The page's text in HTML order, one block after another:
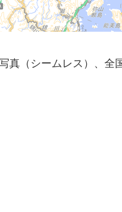
真（シームレス）、全